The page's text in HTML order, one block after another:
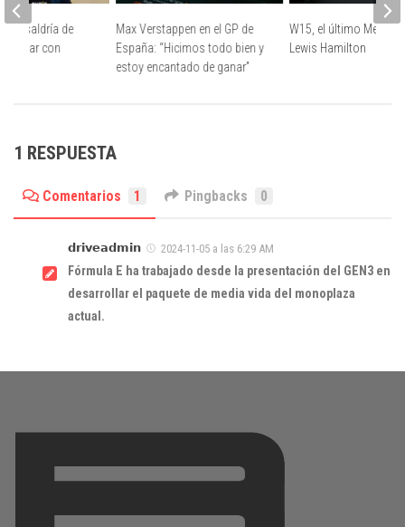
Max Verstappen en el GP de
España: “Hicimos todo bien y
estoy encantado de ganar”
W15, el último
Lewis Hamilton
saldría de
firmar con
1 RESPUESTA
Comentarios 1 Pingbacks 0
𝗱𝗿𝗶𝘃𝗲𝗮𝗱𝗺𝗶𝗻 2024-11-05 a las 6:29 AM
Fórmula E ha trabajado desde la presentación del GEN3 en
desarrollar el paquete de media vida del monoplaza
actual.